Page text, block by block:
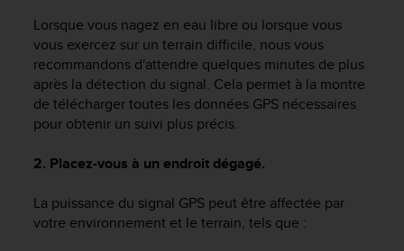
Lorsque vous nagez en eau libre ou lorsque vous
vous exercez sur un terrain difficile, nous vous
recommandons d'attendre quelques minutes de plus
après la détection du signal. Cela permet à la montre
de télécharger toutes les données GPS nécessaires
pour obtenir un suivi plus précis.
2. Placez-vous à un endroit dégagé.
La puissance du signal GPS peut être affectée par
votre environnement et le terrain, tels que :